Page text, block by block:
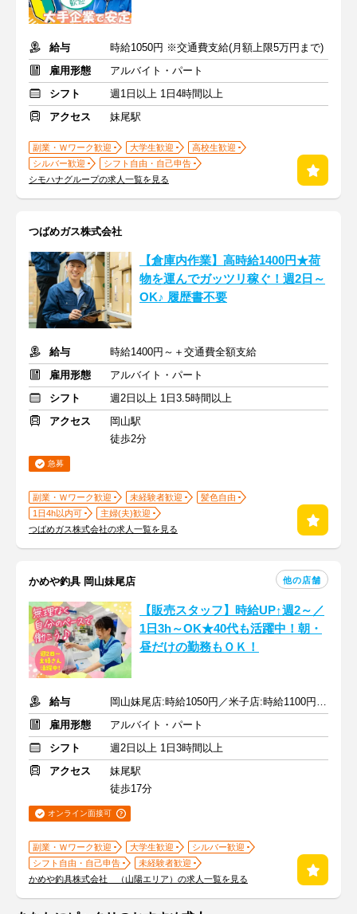
給与
時給1050円 ※交通費支給(月額上限5万円まで)
雇用形態
アルバイト・パート
シフト
週1日以上 1日4時間以上
アクセス
妹尾駅
副業・Ｗワーク歓迎 大学生歓迎
高校生歓迎
シルバー歓迎
シフト自由・自己申告
シモハナグループの求人一覧を見る
つばめガス株式会社
【倉庫内作業】高時給1400円★荷
物を運んでガッツリ稼ぐ！週2日～
OK♪ 履歴書不要
給与
時給1400円～＋交通費全額支給
雇用形態
アルバイト・パート
シフト
週2日以上 1日3.5時間以上
アクセス
岡山駅
徒歩2分
急募
副業・Ｗワーク歓迎 未経験者歓迎
髪色自由
1日4h以内可
主婦(夫)歓迎
つばめガス株式会社の求人一覧を見る
かめや釣具 岡山妹尾店 他の店舗
【販売スタッフ】時給UP↑週2～／
1日3h～OK★40代も活躍中！朝・
昼だけの勤務もＯＫ！
給与
岡山妹尾店:時給1050円／米子店:時給1100円★1分単位で時給支給
雇用形態
アルバイト・パート
シフト
週2日以上 1日3時間以上
アクセス
妹尾駅
徒歩17分
オンライン面接可
副業・Ｗワーク歓迎 大学生歓迎
シルバー歓迎
シフト自由・自己申告
未経験者歓迎
かめや釣具株式会社 （山陽エリア）の求人一覧を見る